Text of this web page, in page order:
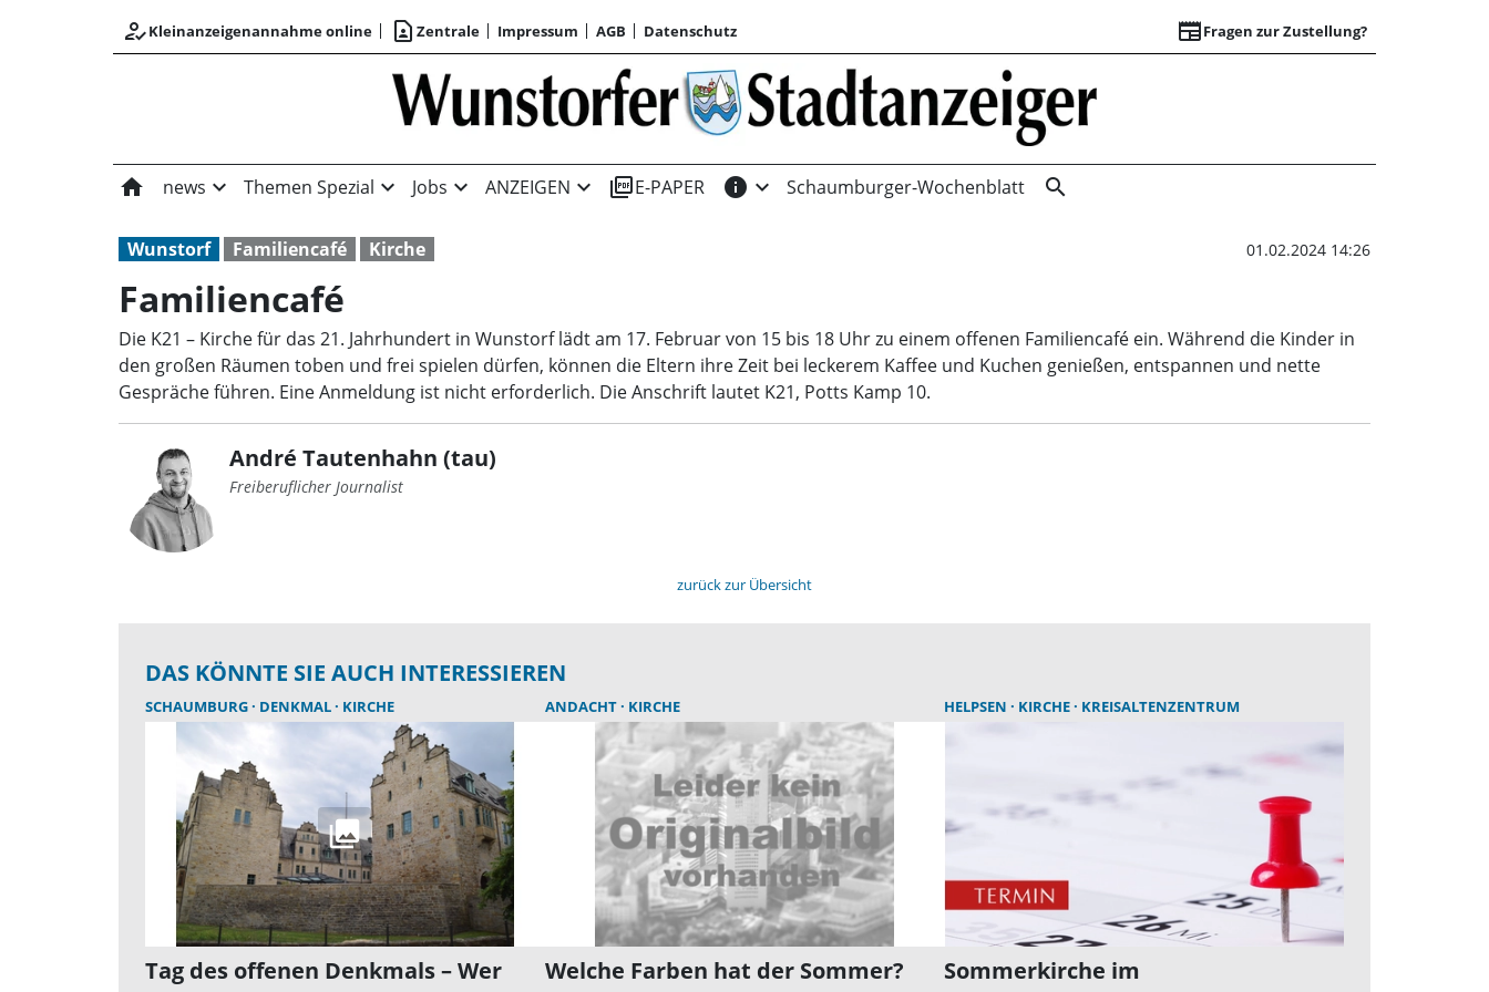
how_to_regKleinanzeigenannahme online contact_page Zentrale Impressum AGB Datenschutz newspaperFragen zur Zustellung?
Familiencafé |
home news expand_more Themen Spezial expand_more Jobs expand_more ANZEIGEN expand_more picture_as_pdfE-PAPER info expand_more Schaumburger-Wochenblatt search
Wunstorf Familiencafé Kirche 01.02.2024 14:26
Familiencafé
Die K21 – Kirche für das 21. Jahrhundert in Wunstorf lädt am 17. Februar von 15 bis 18 Uhr zu einem offenen Familiencafé ein. Während die Kinder in
den großen Räumen toben und frei spielen dürfen, können die Eltern ihre Zeit bei leckerem Kaffee und Kuchen genießen, entspannen und nette
Gespräche führen. Eine Anmeldung ist nicht erforderlich. Die Anschrift lautet K21, Potts Kamp 10.
André Tautenhahn (tau)
Freiberuflicher Journalist
zurück zur Übersicht
DAS KÖNNTE SIE AUCH INTERESSIEREN
SCHAUMBURG DENKMAL KIRCHE
Tag des offenen Denkmals – Wer
ANDACHT KIRCHE
Welche Farben hat der Sommer?
HELPSEN KIRCHE KREISALTENZENTRUM
Sommerkirche im